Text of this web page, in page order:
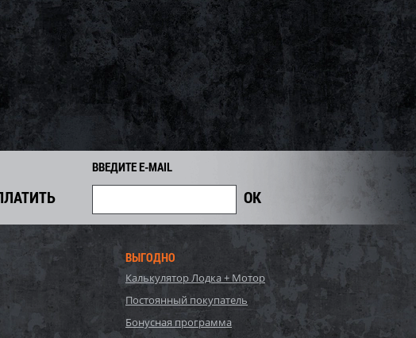
ВВЕДИТЕ E-MAIL
ВЫГОДНО
Калькулятор Лодка + Мотор
Постоянный покупатель
Бонусная программа